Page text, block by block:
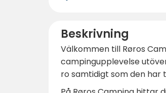
Beskrivning
Välkommen till Røros
campingupplevelse
ro samtidigt som den har